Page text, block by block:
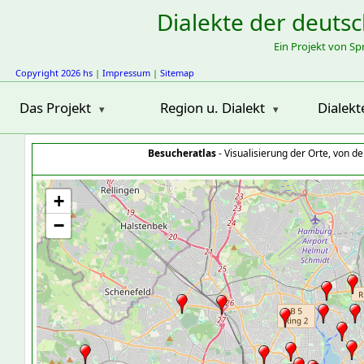
Dialekte der
Ein Projekt von
Copyright 2026 hs | Impressum | Sitemap
Das Projekt Region u. Dialekt
Besucheratlas- Visualisierung der Orte, von
+
−